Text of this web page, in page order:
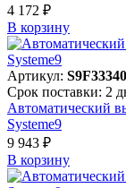
4 172 ₽
В корзинy
Артикул: S9F33340
Срок поставки: 2
Автоматический
Systeme9
9 943 ₽
В корзинy